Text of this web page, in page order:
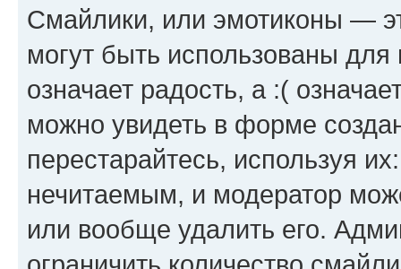
Смайлики, или эмотиконы —
могут быть использованы
означает радость, а :(
можно увидеть в форме
перестарайтесь, используя
нечитаемым, и модератор
или вообще удалить его.